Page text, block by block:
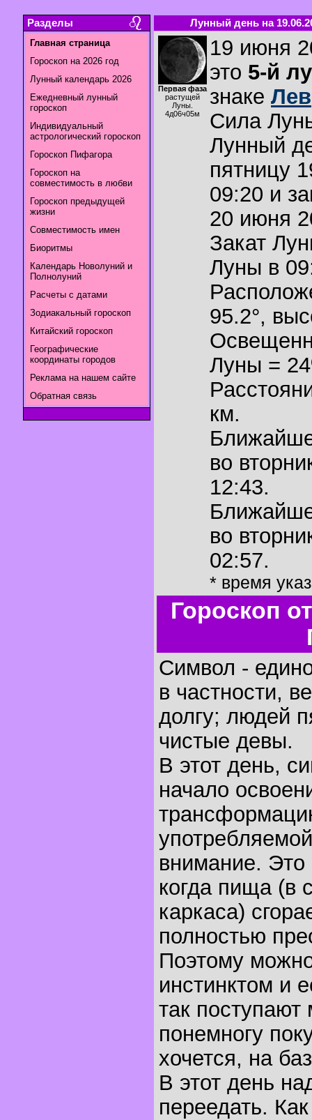
Разделы
Главная страница
Гороскоп на 2026 год
Лунный календарь 2026
Ежедневный лунный
гороскоп
Индивидуальный
астрологический гороскоп
Гороскоп Пифагора
Гороскоп на
совместимость в любви
Гороскоп предыдущей
жизни
Совместимость имен
Биоритмы
Календарь Новолуний и
Полнолуний
Расчеты с датами
Зодиакальный гороскоп
Китайский гороскоп
Географические
координаты городов
Реклама на нашем сайте
Обратная связь
Лунный день на
Первая фаза
растущей
Луны.
4д06ч05м
19 июня
это 5-й
знаке Лев
Сила
Лунный
пятницу
09:20 и
20 июня
Закат
Луны в
95.2°,
Луны =
км.
во
12:43.
во
02:57.
* время
Гороскоп
Символ -
в частности,
долгу; людей
чистые девы.
В этот день,
начало
внимание. Это
когда пища (в
каркаса)
полностью
Поэтому
инстинктом и
так поступают
понемногу
хочется, на
В этот день
переедать.